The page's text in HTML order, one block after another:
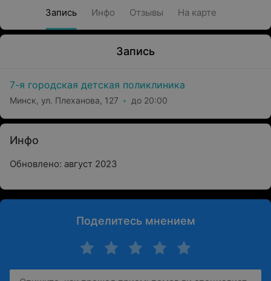
Запись Инфо Отзывы На карте
Запись
7-я городская детская поликлиника
Минск, ул. Плеханова, 127 до 20:00
Инфо
Обновлено: август 2023
Поделитесь мнением